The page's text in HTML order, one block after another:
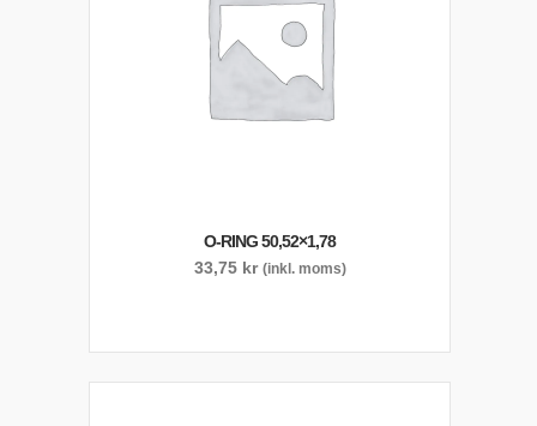
O-RING 50,52×1,78
33,75 kr (inkl. moms)